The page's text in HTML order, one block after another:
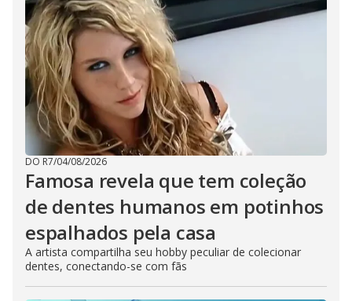
DO R7/04/08/2026
Famosa revela que tem coleção
de dentes humanos em potinhos
espalhados pela casa
A artista compartilha seu hobby peculiar de colecionar
dentes, conectando-se com fãs